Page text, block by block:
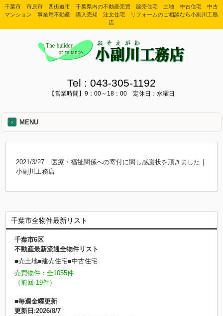
千葉市 市原市 四街道市 千葉県内の不動産売買 建売住宅 土地 中古住宅 中古
マンション 事業用不動産 購入売却 注文住宅 リフォームのご相談なら小副川工務
店
Tel : 043-305-1192
【営業時間】9：00～18：00 定休日：水曜日
MENU
2021/3/27
医療・福祉関係への寄付に関し感謝状を頂きました｜
小副川工務店
千葉市全物件最新リスト
千葉市6区
不動産最新流通全物件リスト
■売土地■建売住宅■中古住宅
売買物件：全1055件
（前回-19件）
■毎週金曜更新
更新日:2026/8/7